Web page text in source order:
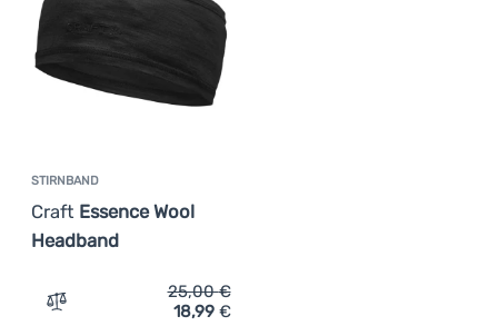
STIRNBAND
Craft Essence Wool
Headband
Zum Vergleich 'Stirnband Craft Essence Wool
25,00€
18,99 €